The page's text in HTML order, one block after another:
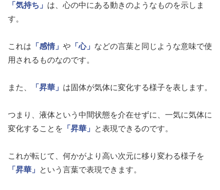
「気持ち」 は、心の中にある動きのようなものを示しま
す。
これは 「感情」 や 「心」 などの言葉と同じような意味で使
用されるものなのです。
また、 「昇華」 は固体が気体に変化する様子を表します。
つまり、液体という中間状態を介在せずに、一気に気体に
変化することを 「昇華」 と表現できるのです。
これが転じて、何かがより高い次元に移り変わる様子を
「昇華」
という言葉で表現できます。